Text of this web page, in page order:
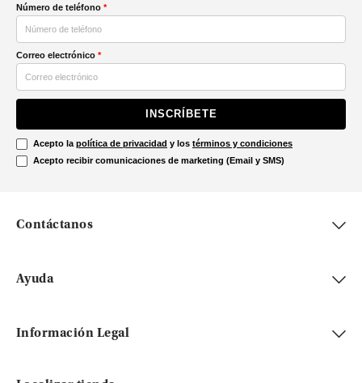
Número de teléfono *
Correo electrónico *
INSCRÍBETE
Acepto la política de privacidad y los términos y condiciones
Acepto recibir comunicaciones de marketing (Email y SMS)
Contáctanos
Ayuda
Información Legal